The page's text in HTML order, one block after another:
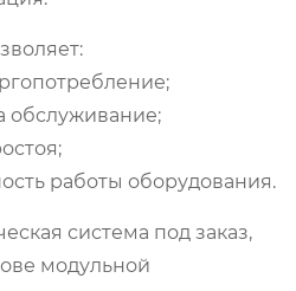
обслуживание;
работы оборудования.
система под заказ,
модульной